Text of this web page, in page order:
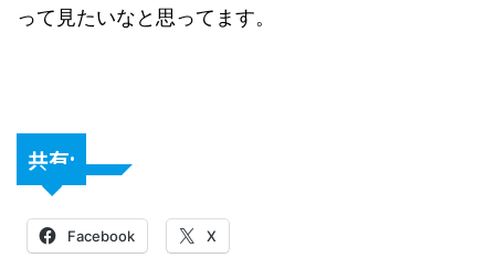
って見たいなと思ってます。
共有:
Facebook X